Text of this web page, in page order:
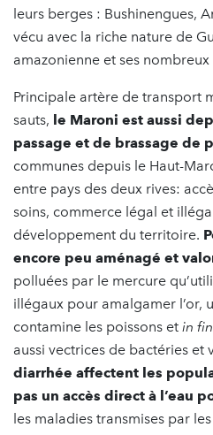
leurs berges : Bushinengues,
vécu avec la riche nature de
amazonienne et ses nombreux
Principale artère de transport
sauts, le Maroni est aussi
passage et de brassage de
communes depuis le Haut-
entre pays des deux rives:
soins, commerce légal et
développement du territoire.
encore peu aménagé et
polluées par le mercure
illégaux pour amalgamer l’or,
contamine les poissons et in
aussi vectrices de bactéries et
diarrhée affectent les
pas un accès direct à l’eau
les maladies transmises par